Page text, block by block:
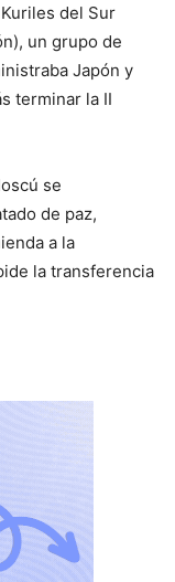
del Sur
un grupo de
Japón y
terminar la II
se
de paz,
a la
la transferencia